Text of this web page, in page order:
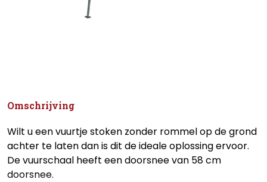
Omschrijving
Wilt u een vuurtje stoken zonder rommel op de grond
achter te laten dan is dit de ideale oplossing ervoor.
De vuurschaal heeft een doorsnee van 58 cm
doorsnee.